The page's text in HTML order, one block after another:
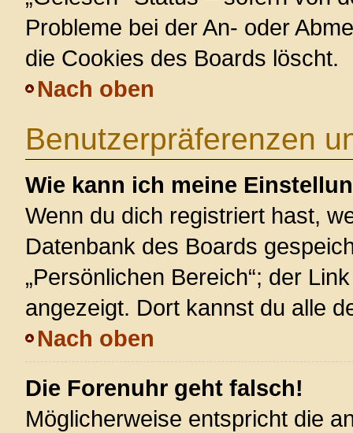
Probleme bei der An- oder
die Cookies des Boards löscht.
Nach oben
Benutzerpräferenzen
Wie kann ich meine
Wenn du dich registriert hast,
Datenbank des Boards
„Persönlichen Bereich“; der
angezeigt. Dort kannst du alle
Nach oben
Die Forenuhr geht falsch!
Möglicherweise entspricht die